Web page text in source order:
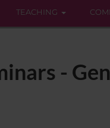
TEACHING
-